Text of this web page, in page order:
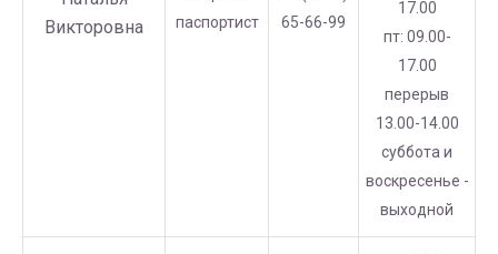
Викторовна
паспортист
65-66-99
17.00
пт: 09.00-
17.00
перерыв
13.00-14.00
суббота и
воскресенье -
выходной